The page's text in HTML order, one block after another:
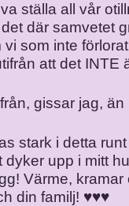
ställa all vår
där samvetet
som inte
att det INTE
gissar jag, än
stark i detta
upp i mitt
Värme, kramar
din familj! ♥♥♥